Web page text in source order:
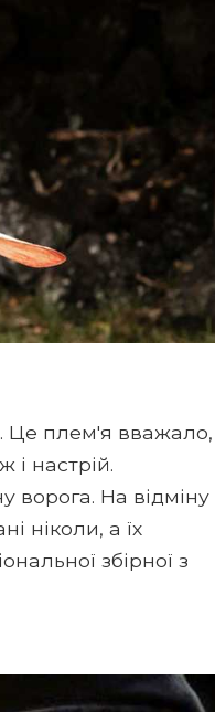
Це плем'я вважало,
настрій.
ворога. На відміну
ніколи, а їх
збірної з